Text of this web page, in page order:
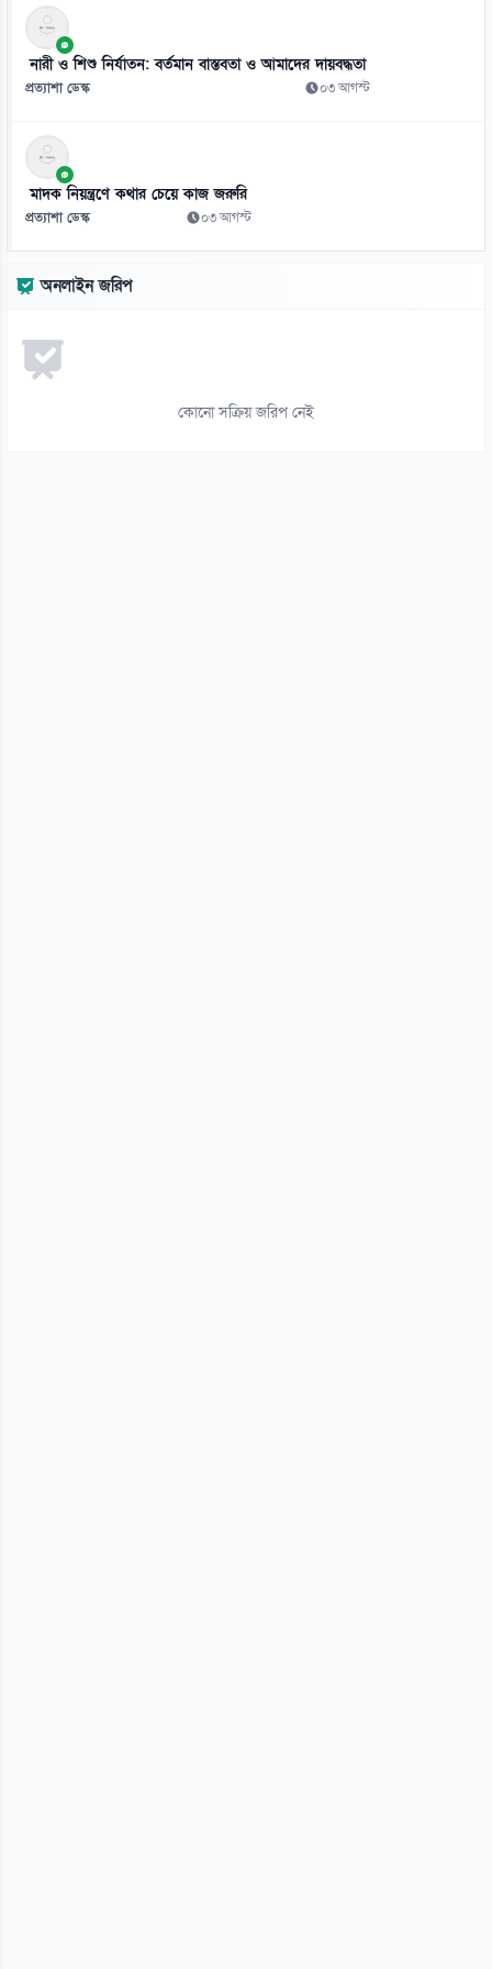
০৬ আগস্ট
১১
পাসওয়ার্ড নয় এখন ভরসা পাসকী, কীভাবে নিরাপত্তা দেবে?
১২
ভিনিসিয়ুসকে ‘হুমকি’ দিয়ে সুর নরম রিয়ালের, আর্সেনালের নতুন প্রস্তাব
০৬ আগস্ট
১৩
১৪
ইয়েমেনে সামরিক শিবিরে ভয়াবহ হামলা, নিহত ৩০
নারী ও শিশু নির্যাতন: বর্তমান বাস্তবতা ও আমাদের দায়বদ্ধতা
প্রত্যাশা ডেস্ক ০৩ আগস্ট
মাদক নিয়ন্ত্রণে কথার চেয়ে কাজ জরুরি
প্রত্যাশা ডেস্ক ০৩ আগস্ট
অনলাইন জরিপ
কোনো সক্রিয় জরিপ নেই